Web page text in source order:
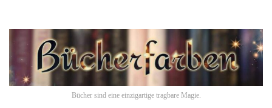
Bücher sind eine einzigartige tragbare Magie.